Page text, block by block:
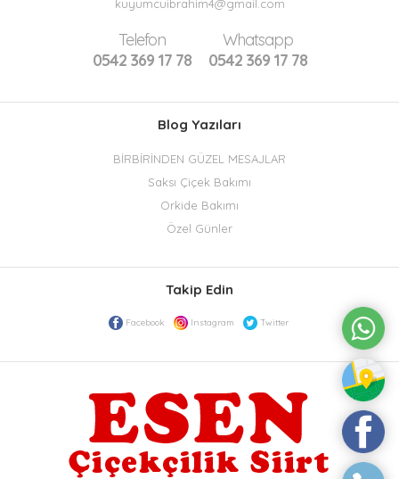
kuyumcuibrahim4@gmail.com
Telefon
0542 369 17 78
Whatsapp
0542 369 17 78
Blog Yazıları
BİRBİRİNDEN GÜZEL MESAJLAR
Saksı Çiçek Bakımı
Orkide Bakımı
Özel Günler
Takip Edin
Facebook Instagram Twitter